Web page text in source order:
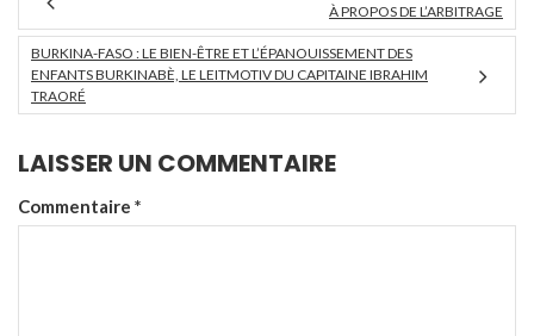
À PROPOS DE L’ARBITRAGE
BURKINA-FASO : LE BIEN-ÊTRE ET L’ÉPANOUISSEMENT DES
ENFANTS BURKINABÈ, LE LEITMOTIV DU CAPITAINE IBRAHIM
TRAORÉ
LAISSER UN COMMENTAIRE
Commentaire *